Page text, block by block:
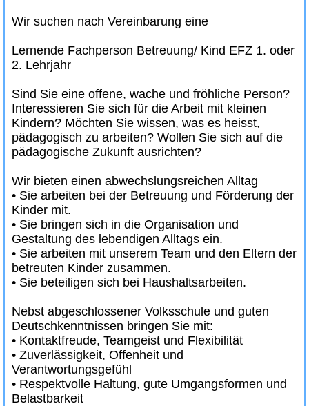
Wir suchen nach Vereinbarung eine
Lernende Fachperson Betreuung/ Kind EFZ 1. oder
2. Lehrjahr
Sind Sie eine offene, wache und fröhliche Person?
Interessieren Sie sich für die Arbeit mit kleinen
Kindern? Möchten Sie wissen, was es heisst,
pädagogisch zu arbeiten? Wollen Sie sich auf die
pädagogische Zukunft ausrichten?
Wir bieten einen abwechslungsreichen Alltag
• Sie arbeiten bei der Betreuung und Förderung der
Kinder mit.
• Sie bringen sich in die Organisation und
Gestaltung des lebendigen Alltags ein.
• Sie arbeiten mit unserem Team und den Eltern der
betreuten Kinder zusammen.
• Sie beteiligen sich bei Haushaltsarbeiten.
Nebst abgeschlossener Volksschule und guten
Deutschkenntnissen bringen Sie mit:
• Kontaktfreude, Teamgeist und Flexibilität
• Zuverlässigkeit, Offenheit und
Verantwortungsgefühl
• Respektvolle Haltung, gute Umgangsformen und
Belastbarkeit